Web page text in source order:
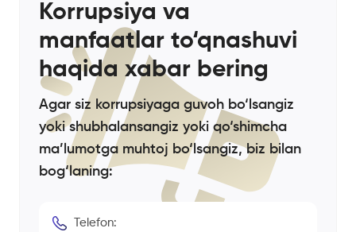
Korrupsiya va
manfaatlar to‘qnashuvi
haqida xabar bering
Agar siz korrupsiyaga guvoh bo‘lsangiz
yoki shubhalansangiz yoki qo‘shimcha
ma’lumotga muhtoj bo‘lsangiz, biz bilan
bog‘laning:
Telefon: